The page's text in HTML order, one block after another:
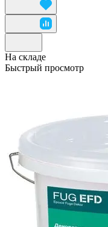
На складе
Быстрый просмотр